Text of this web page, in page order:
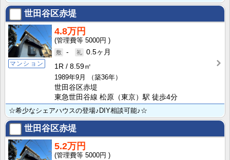
世田谷区赤堤
マンション
4.8万円
5000円
-
0.5ヶ月
1R
8.59㎡
1989年9月
（築36年）
世田谷区赤堤
東急世田谷線 松原（東京）駅 徒歩4分
☆希少なシェアハウスの登場♪DIY相談可能♪☆
世田谷区赤堤
5.2万円
5000円